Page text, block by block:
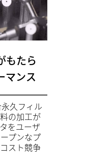
もたら
マンス
久フィル
の加工が
をユーザ
プンなプ
スト競争